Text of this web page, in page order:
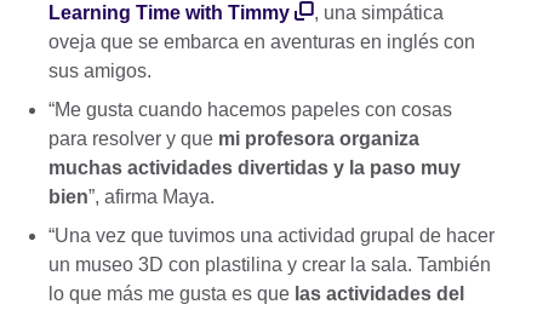
Learning Time with Timmy
, una simpática
oveja que se embarca en aventuras en inglés con
sus amigos.
“Me gusta cuando hacemos papeles con cosas
para resolver y que mi profesora organiza
muchas actividades divertidas y la paso muy
bien”, afirma Maya.
“Una vez que tuvimos una actividad grupal de hacer
un museo 3D con plastilina y crear la sala. También
lo que más me gusta es que las actividades del